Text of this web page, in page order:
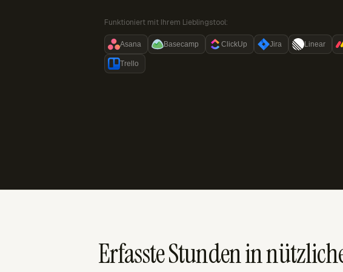
Funktioniert mit Ihrem Lieblingstool:
Asana Basecamp ClickUp Jira Linear
Trello
Erfasste Stunden in